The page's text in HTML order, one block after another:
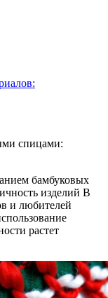
спицами:
бамбуковых
изделий В
и любителей
растет